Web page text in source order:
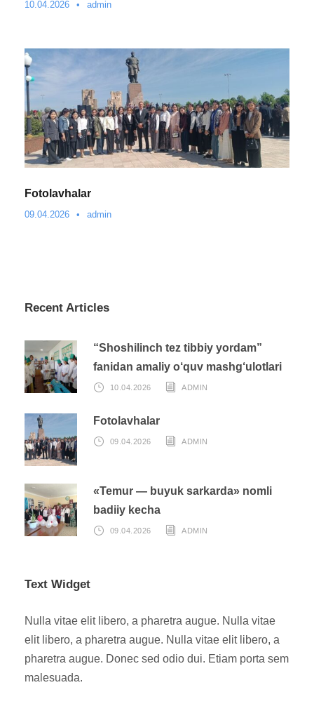
10.04.2026 • admin
Fotolavhalar
09.04.2026 • admin
Recent Articles
“Shoshilinch tez tibbiy yordam”
fanidan amaliy o‘quv mashg‘ulotlari
10.04.2026 ADMIN
Fotolavhalar
09.04.2026 ADMIN
«Temur — buyuk sarkarda» nomli
badiiy kecha
09.04.2026 ADMIN
Text Widget
Nulla vitae elit libero, a pharetra augue. Nulla vitae
elit libero, a pharetra augue. Nulla vitae elit libero, a
pharetra augue. Donec sed odio dui. Etiam porta sem
malesuada.